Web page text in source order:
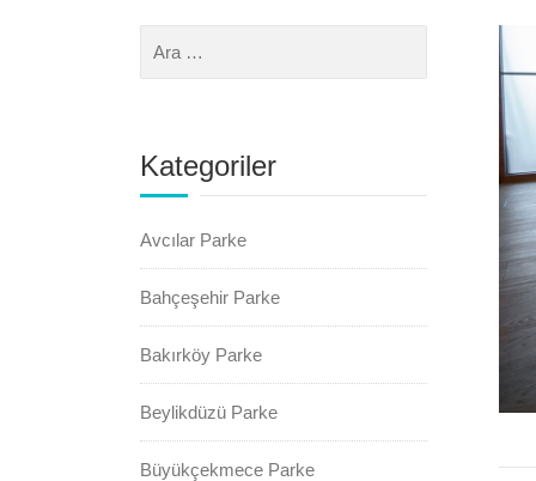
Kategoriler
Avcılar Parke
Bahçeşehir Parke
Bakırköy Parke
Beylikdüzü Parke
Büyükçekmece Parke